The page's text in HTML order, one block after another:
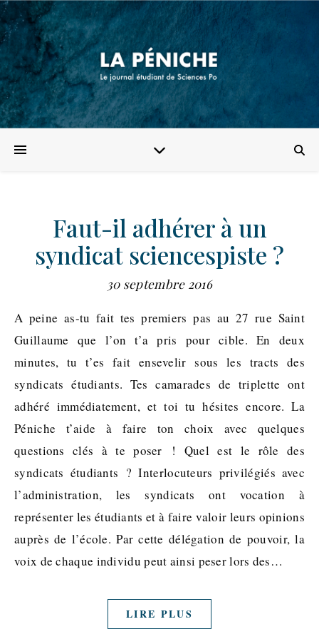
Faut-il adhérer à un
syndicat sciencespiste ?
30 septembre 2016
A peine as-tu fait tes premiers pas au 27 rue Saint
Guillaume que l’on t’a pris pour cible. En deux
minutes, tu t’es fait ensevelir sous les tracts des
syndicats étudiants. Tes camarades de triplette ont
adhéré immédiatement, et toi tu hésites encore. La
Péniche t’aide à faire ton choix avec quelques
questions clés à te poser ! Quel est le rôle des
syndicats étudiants ? Interlocuteurs privilégiés avec
l’administration, les syndicats ont vocation à
représenter les étudiants et à faire valoir leurs opinions
auprès de l’école. Par cette délégation de pouvoir, la
voix de chaque individu peut ainsi peser lors des…
LIRE PLUS